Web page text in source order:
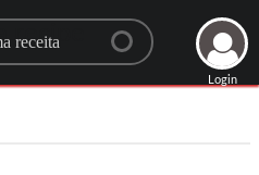
recipe
Login